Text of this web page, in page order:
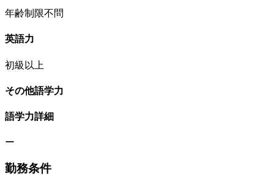
年齢制限不問
英語力
初級以上
その他語学力
語学力詳細
ー
勤務条件